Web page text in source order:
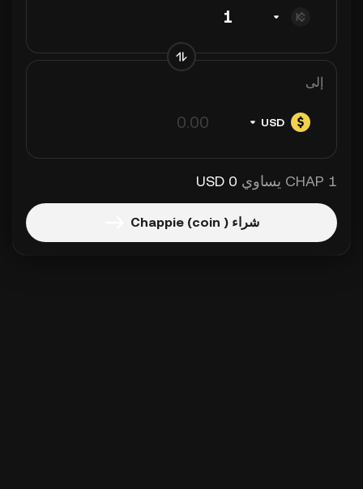
إلى
USD
1 CHAP يساوي 0 USD
شراء Chappie (coin )